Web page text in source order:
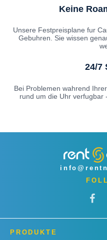
Keine
Unsere Festpreisplane fur
Gebuhren. Sie wissen
24/7
Bei Problemen wahrend
rund um die Uhr verfugbar
PRODUKTE